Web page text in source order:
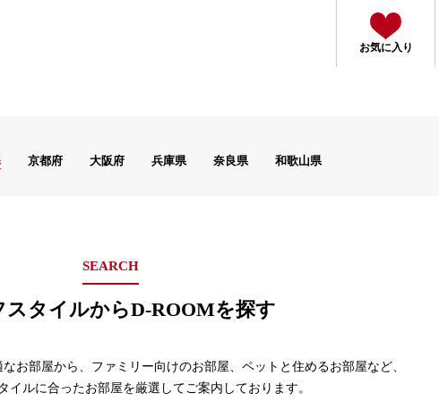
お気に入り
京都府 大阪府 兵庫県 奈良県 和歌山県
SEARCH
スタイルからD-ROOMを探す
お部屋から、 ファミリー向けのお部屋、ペットと住めるお部屋など、
イルに合ったお部屋を厳選してご案内しております。